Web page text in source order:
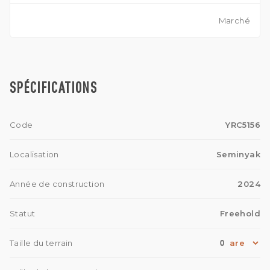
Marché
SPÉCIFICATIONS
Code YRC5156
Localisation Seminyak
Année de construction 2024
Statut Freehold
Taille du terrain 0